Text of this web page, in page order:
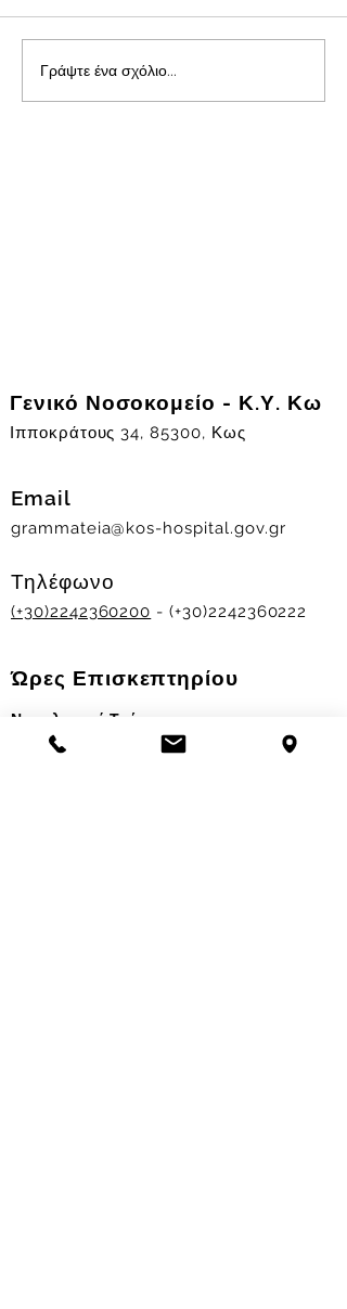
Γράψτε ένα σχόλιο...
Γενικό Νοσοκομείο - Κ.Υ. Κω
Ιπποκράτους 34, 85300, Κως
Email
grammateia@kos-hospital.gov.gr
Τηλέφωνο
(+30)2242360200 - (+30)2242360222
Ώρες Επισκεπτηρίου
Νοσηλευτικά Τμήματα
Χειμερινό ωράριο: 11.00-13.00
17.30-19.30